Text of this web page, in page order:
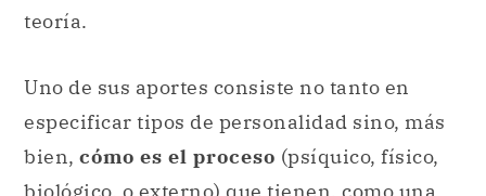
teoría.
Uno de sus aportes consiste no tanto en
especificar tipos de personalidad sino, más
bien, cómo es el proceso (psíquico, físico,